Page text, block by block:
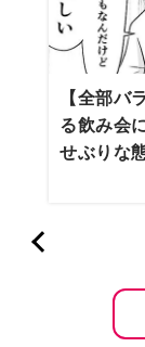
【全部バ
る飲み会
せぶりな